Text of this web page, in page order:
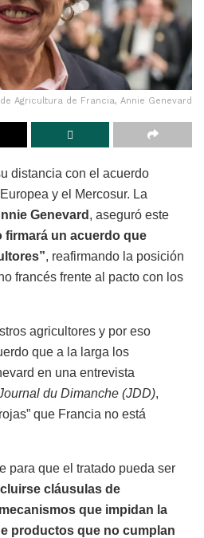
Agricultura de Francia, Annie Genevard
distancia con el acuerdo
y el Mercosur. La
Genevard , aseguró este
firmará un acuerdo que
, reafirmando la posición
francés frente al pacto con los
agricultores y por eso
que a la larga los
en una entrevista
du Dimanche (JDD),
que Francia no está
para que el tratado pueda ser
cláusulas de
mecanismos que impidan la
productos que no cumplan